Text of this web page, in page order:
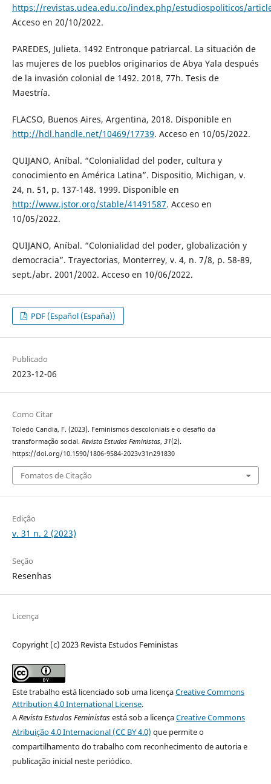
https://revistas.udea.edu.co/index.php/estudiospoliticos/
Acceso en 20/10/2022.
PAREDES, Julieta. 1492 Entronque patriarcal. La situación de
las mujeres de los pueblos originarios de Abya Yala después
de la invasión colonial de 1492. 2018, 77h. Tesis de
Maestría.
FLACSO, Buenos Aires, Argentina, 2018. Disponible en
http://hdl.handle.net/10469/17739. Acceso en 10/05/2022.
QUIJANO, Aníbal. “Colonialidad del poder, cultura y
conocimiento en América Latina”. Dispositio, Michigan, v.
24, n. 51, p. 137-148. 1999. Disponible en
http://www.jstor.org/stable/41491587. Acceso en
10/05/2022.
QUIJANO, Aníbal. “Colonialidad del poder, globalización y
democracia”. Trayectorias, Monterrey, v. 4, n. 7/8, p. 58-89,
sept./abr. 2001/2002. Acceso en 10/06/2022.
PDF (Español (España))
Publicado
2023-12-06
Como Citar
Toledo Candia, F. (2023). Feminismos descoloniais e o desafio da
transformação social. Revista Estudos Feministas, 31(2).
https://doi.org/10.1590/1806-9584-2023v31n291830
Fomatos de Citação
Edição
v. 31 n. 2 (2023)
Seção
Resenhas
Licença
Copyright (c) 2023 Revista Estudos Feministas
Este trabalho está licenciado sob uma licençaCreative Commons
Attribution 4.0 International License.
ARevista Estudos Feministasestá sob a licençaCreative Commons
Atribuição 4.0 Internacional (CC BY 4.0) que permite o
compartilhamento do trabalho com reconhecimento de autoria e
publicação inicial neste periódico.